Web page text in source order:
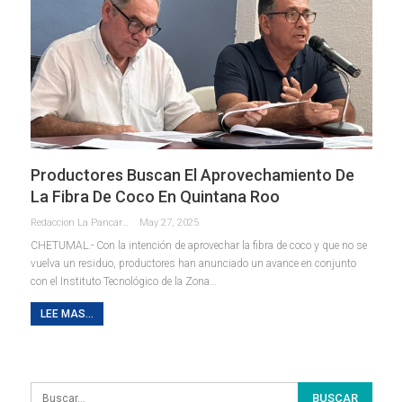
Productores Buscan El Aprovechamiento De
La Fibra De Coco En Quintana Roo
Redaccion La Pancarta De Quintana Roo May 27, 2025
CHETUMAL.- Con la intención de aprovechar la fibra de coco y que no se
vuelva un residuo, productores han anunciado un avance en conjunto
con el Instituto Tecnológico de la Zona…
LEE MAS...